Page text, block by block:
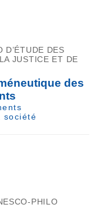
D’ÉTUDE DES
JUSTICE ET DE
des
société
PHILO